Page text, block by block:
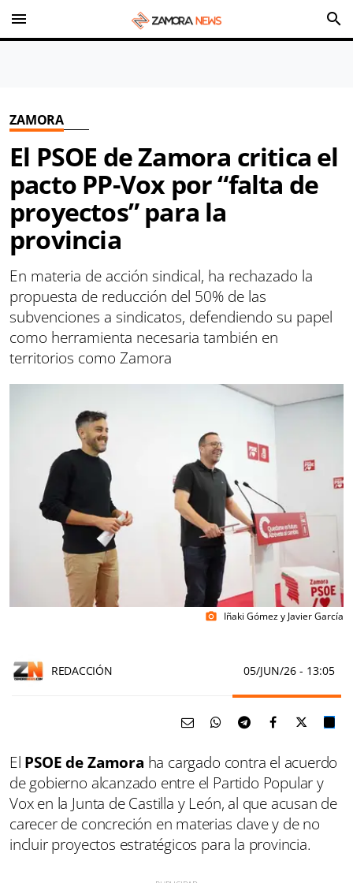
menu search
ZAMORA
El PSOE de Zamora critica el
pacto PP-Vox por “falta de
proyectos” para la
provincia
En materia de acción sindical, ha rechazado la
propuesta de reducción del 50% de las
subvenciones a sindicatos, defendiendo su papel
como herramienta necesaria también en
territorios como Zamora
photo_camera Iñaki Gómez y Javier García
REDACCIÓN 05/JUN/26 - 13:05
El PSOE de Zamora ha cargado contra el acuerdo
de gobierno alcanzado entre el Partido Popular y
Vox en la Junta de Castilla y León, al que acusan de
carecer de concreción en materias clave y de no
incluir proyectos estratégicos para la provincia.